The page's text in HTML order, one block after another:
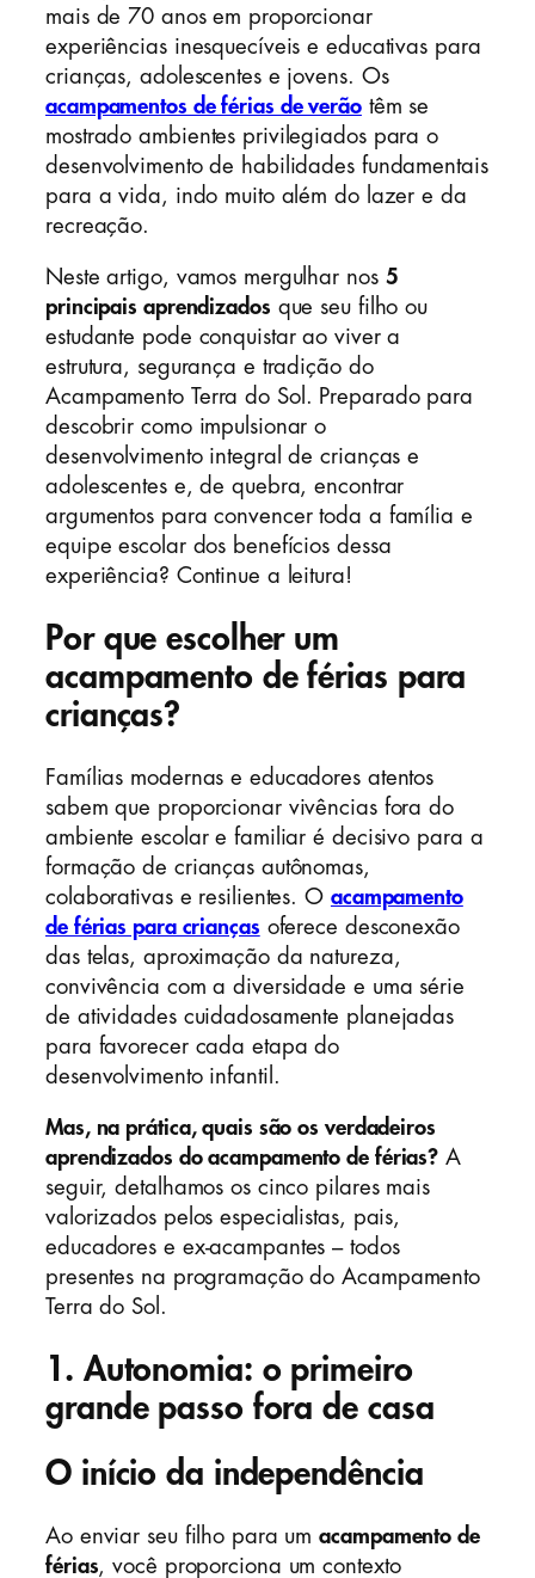
mais de 70 anos em proporcionar
experiências inesquecíveis e educativas para
crianças, adolescentes e jovens. Os
acampamentos de férias de verãotêm se
mostrado ambientes privilegiados para o
desenvolvimento de habilidades fundamentais
para a vida, indo muito além do lazer e da
recreação.
Neste artigo, vamos mergulhar nos 5
principais aprendizados que seu filho ou
estudante pode conquistar ao viver a
estrutura, segurança e tradição do
Acampamento Terra do Sol. Preparado para
descobrir como impulsionar o
desenvolvimento integral de crianças e
adolescentes e, de quebra, encontrar
argumentos para convencer toda a família e
equipe escolar dos benefícios dessa
experiência? Continue a leitura!
Por que escolher um
acampamento de férias para
crianças?
Famílias modernas e educadores atentos
sabem que proporcionar vivências fora do
ambiente escolar e familiar é decisivo para a
formação de crianças autônomas,
colaborativas e resilientes. O acampamento
de férias para crianças oferece desconexão
das telas, aproximação da natureza,
convivência com a diversidade e uma série
de atividades cuidadosamente planejadas
para favorecer cada etapa do
desenvolvimento infantil.
Mas, na prática, quais são os verdadeiros
aprendizados do acampamento de férias? A
seguir, detalhamos os cinco pilares mais
valorizados pelos especialistas, pais,
educadores e ex-acampantes – todos
presentes na programação do Acampamento
Terra do Sol.
1. Autonomia: o primeiro
grande passo fora de casa
O início da independência
Ao enviar seu filho para umacampamento de
férias, você proporciona um contexto